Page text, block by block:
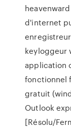
d'internet
keyloggeur
application
fonctionnel
gratuit
Outlook
[Résolu/